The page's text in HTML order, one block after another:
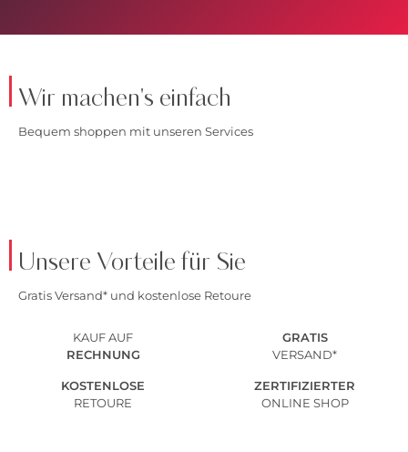
Wir machen's einfach
Bequem shoppen mit unseren Services
Unsere Vorteile für Sie
Gratis Versand* und kostenlose Retoure
KAUF AUF
RECHNUNG
GRATIS
VERSAND*
KOSTENLOSE
RETOURE
ZERTIFIZIERTER
ONLINE SHOP